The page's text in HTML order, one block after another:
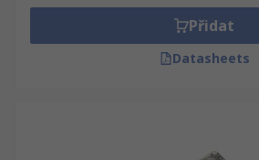
Přidat
Datasheets